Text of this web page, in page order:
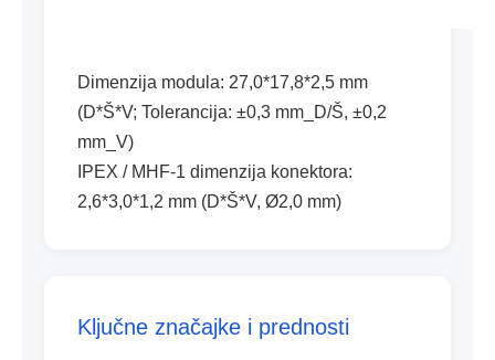
Dimenzija modula: 27,0*17,8*2,5 mm
(D*Š*V; Tolerancija: ±0,3 mm_D/Š, ±0,2
mm_V)
IPEX / MHF-1 dimenzija konektora:
2,6*3,0*1,2 mm (D*Š*V, Ø2,0 mm)
Ključne značajke i prednosti